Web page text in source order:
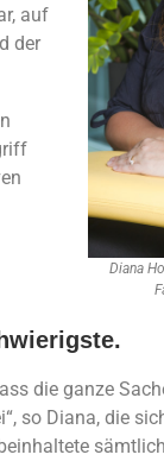
auf
der
Diana
die ganze
so Diana, die